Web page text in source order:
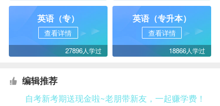
英语（专）
查看详情
27896人学过
英语（专升本）
查看详情
18866人学过
编辑推荐
自考新考期送现金啦~老朋带新友，一起赚学费！